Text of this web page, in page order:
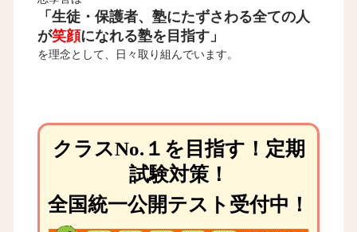
「生徒・保護者、塾にたずさわる全ての人
が笑顔になれる塾を目指す」
を理念として、日々取り組んでいます。
クラスNo.１を目指す！定期
試験対策！
全国統一公開テスト受付中！